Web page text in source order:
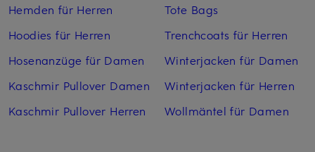
Hemden für Herren
Hoodies für Herren
Hosenanzüge für Damen
Kaschmir Pullover Damen
Kaschmir Pullover Herren
Tote Bags
Trenchcoats für Herren
Winterjacken für Damen
Winterjacken für Herren
Wollmäntel für Damen